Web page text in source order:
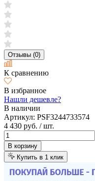
Отзывы (0)
К сравнению
В избранное
Нашли дешевле?
В наличии
Артикул: PSF3244733574
4 430 руб. / шт.
В корзину
Купить в 1 клик